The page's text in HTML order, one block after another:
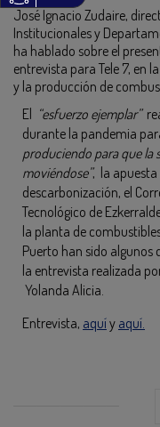
José Ignacio Zudaire,
Institucionales y
ha hablado sobre el
entrevista para Tele 7, en
y la producción de
El “esfuerzo ejemplar”
durante la pandemia
produciendo para que la
moviéndose”, la apuesta
descarbonización, el
Tecnológico de
la planta de
Puerto han sido
la entrevista realizada
Yolanda Alicia.
Entrevista, aquíy aquí.